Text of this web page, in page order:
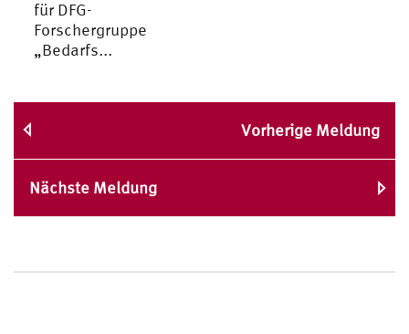
für DFG-
Forschergruppe
„Bedarfs...
Vorherige Meldung
Nächste Meldung